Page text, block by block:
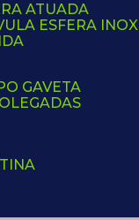
ATUADA
ESFERA INOX
GAVETA